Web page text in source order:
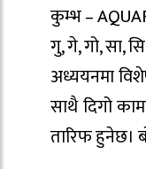
कुम्भ –
गु, गे, गो, सा,
अध्ययनमा
साथै दिगो
तारिफ हुनेछ।